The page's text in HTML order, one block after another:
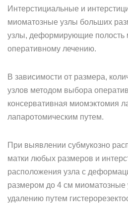
Интерстициальные и
миоматозные узлы больших
узлы, деформирующие полость
оперативному лечению.
В зависимости от размера,
узлов методом выбора
консервативная миомэктомия
лапаротомическим путем.
При выявлении субмукозно
матки любых размеров и
расположения узла с
размером до 4 см миоматозные
удалению путем